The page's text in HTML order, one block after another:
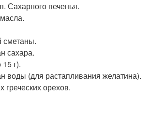
Сахарного печенья.
сахара.
г).
воды (для растапливания желатина).
греческих орехов.